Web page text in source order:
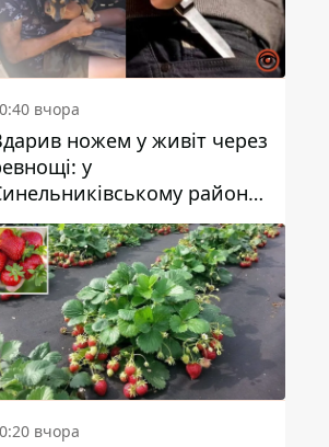
вчора
ножем у живіт через
у
районі
49-річного
за вбивство
вчора